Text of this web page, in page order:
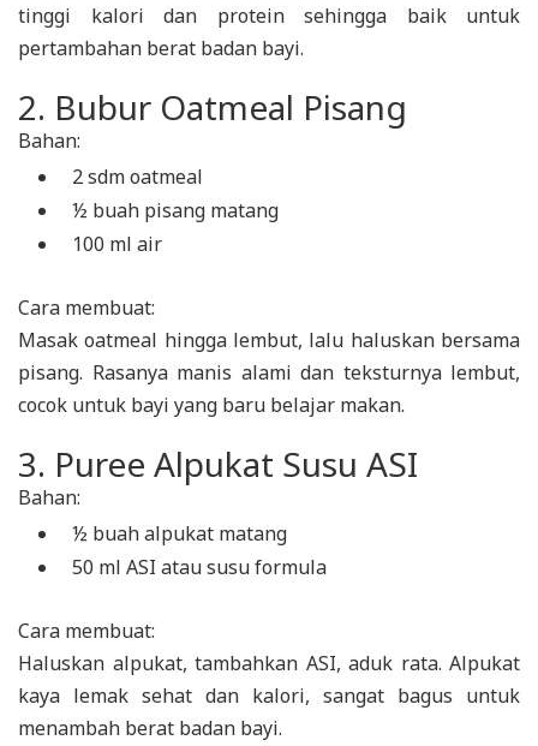
tinggi kalori dan protein sehingga baik untuk
pertambahan berat badan bayi.
2. Bubur Oatmeal Pisang
Bahan:
2 sdm oatmeal
½ buah pisang matang
100 ml air
Cara membuat:
Masak oatmeal hingga lembut, lalu haluskan bersama
pisang. Rasanya manis alami dan teksturnya lembut,
cocok untuk bayi yang baru belajar makan.
3. Puree Alpukat Susu ASI
Bahan:
½ buah alpukat matang
50 ml ASI atau susu formula
Cara membuat:
Haluskan alpukat, tambahkan ASI, aduk rata. Alpukat
kaya lemak sehat dan kalori, sangat bagus untuk
menambah berat badan bayi.